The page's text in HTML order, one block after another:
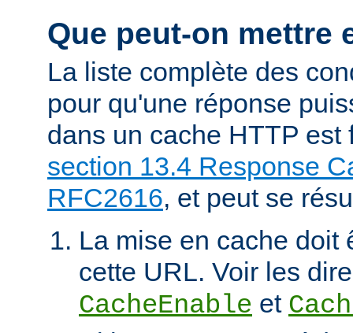
Que peut-on mettre
La liste complète des
pour qu'une réponse
dans un cache HTTP est
section 13.4 Response
RFC2616, et peut se
La mise en cache doit
cette URL. Voir les
CacheEnable et